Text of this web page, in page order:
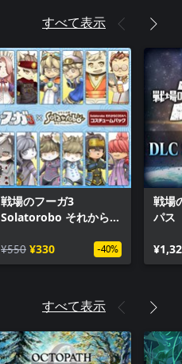
すべて表示
戦場のフーガ3
Solatorobo それから
パック
¥550 ¥330 -40%
戦場
パス
すべて表示